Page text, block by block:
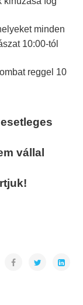
minden
10:00-tól
reggel 10
vállal